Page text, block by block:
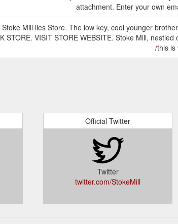
attachment. Enter your own
Mill lies Store. The low key, cool younger
STORE. VISIT STORE WEBSITE. Stoke Mill,
this is
Official Twitter
Twitter
twitter.com/StokeMill